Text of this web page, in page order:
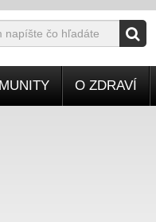
O ZDRAVÍ